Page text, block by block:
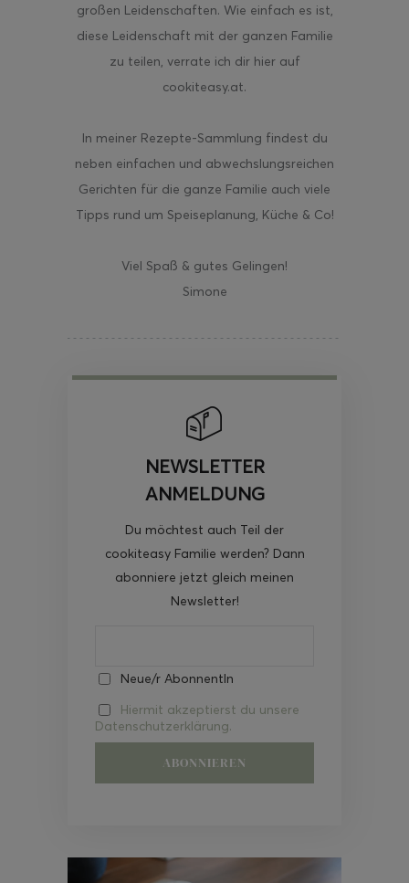
großen Leidenschaften. Wie einfach es ist,
diese Leidenschaft mit der ganzen Familie
zu teilen, verrate ich dir hier auf
cookiteasy.at.
In meiner Rezepte-Sammlung findest du
neben einfachen und abwechslungsreichen
Gerichten für die ganze Familie auch viele
Tipps rund um Speiseplanung, Küche & Co!
Viel Spaß & gutes Gelingen!
Simone
NEWSLETTER
ANMELDUNG
Du möchtest auch Teil der
cookiteasy Familie werden? Dann
abonniere jetzt gleich meinen
Newsletter!
Neue/r AbonnentIn
Hiermit akzeptierst du unsere
Datenschutzerklärung.
Video-